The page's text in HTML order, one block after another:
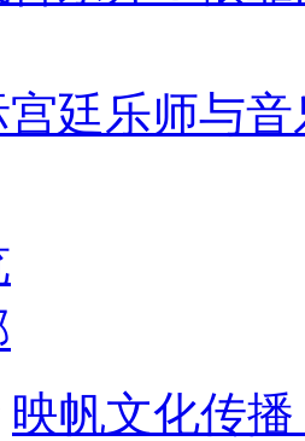
宫廷乐师与
映帆文化传